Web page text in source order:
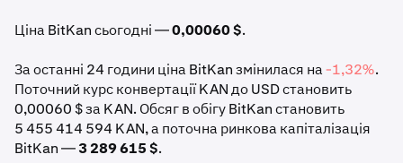
Ціна BitKan сьогодні —0,00060 $.
За останні 24 години ціна BitKan змінилася на-1,32%.
Поточний курс конвертації KAN до USD становить
0,00060 $ за KAN. Обсяг в обігу BitKan становить
5 455 414 594 KAN, а поточна ринкова капіталізація
BitKan —3 289 615 $.